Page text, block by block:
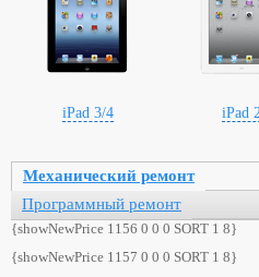
iPad 3/4 iPad 2
Механический ремонт
Программный ремонт
{showNewPrice 1156 0 0 0 SORT 1 8}
{showNewPrice 1157 0 0 0 SORT 1 8}